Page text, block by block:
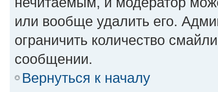
или вообще удалить его.
ограничить количество
сообщении.
Вернуться к началу